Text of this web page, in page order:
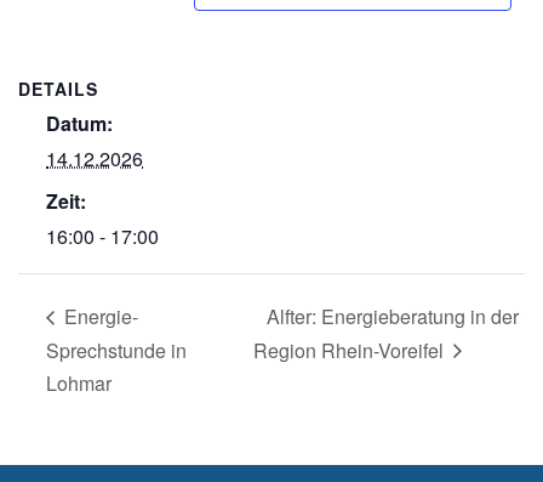
DETAILS
Datum:
14.12.2026
Zeit:
16:00 - 17:00
Energie-
Sprechstunde in
Lohmar
Alfter: Energieberatung in der
Region Rhein-Voreifel